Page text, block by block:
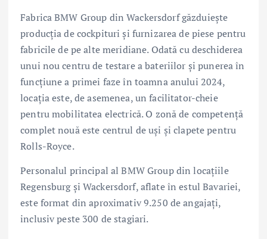
Fabrica BMW Group din Wackersdorf găzduieşte
producţia de cockpituri şi furnizarea de piese pentru
fabricile de pe alte meridiane. Odată cu deschiderea
unui nou centru de testare a bateriilor şi punerea în
funcţiune a primei faze în toamna anului 2024,
locaţia este, de asemenea, un facilitator-cheie
pentru mobilitatea electrică. O zonă de competenţă
complet nouă este centrul de uşi şi clapete pentru
Rolls-Royce.
Personalul principal al BMW Group din locaţiile
Regensburg şi Wackersdorf, aflate în estul Bavariei,
este format din aproximativ 9.250 de angajaţi,
inclusiv peste 300 de stagiari.